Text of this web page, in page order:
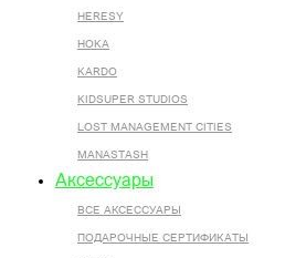
HERESY
HOKA
KARDO
KIDSUPER STUDIOS
LOST MANAGEMENT CITIES
MANASTASH
Аксессуары
ВСЕ AКСЕССУАРЫ
ПОДАРОЧНЫЕ СЕРТИФИКАТЫ